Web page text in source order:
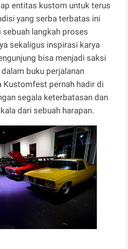
entitas kustom untuk terus
yang serba terbatas ini
langkah proses
sekaligus inspirasi karya
bisa menjadi saksi
buku perjalanan
Kustomfest pernah hadir di
segala keterbatasan dan
dari sebuah harapan.